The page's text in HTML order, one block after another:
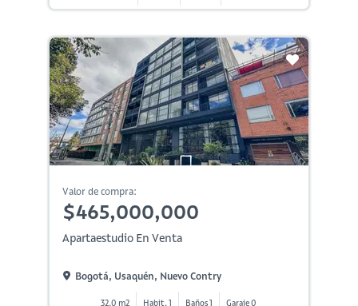
Valor de compra:
$465,000,000
Apartaestudio En Venta
Bogotá, Usaquén, Nuevo Contry
32.0 m2 Habit. 1 Baños 1 Garaje 0